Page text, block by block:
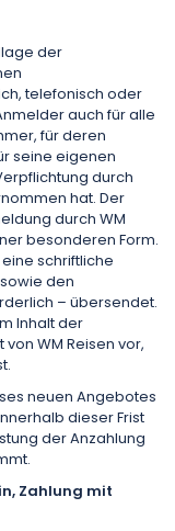
der
telefonisch oder
auch für alle
für deren
seine eigenen
durch
hat. Der
durch WM
besonderen Form.
schriftliche
den
– übersendet.
Inhalt der
WM Reisen vor,
neuen Angebotes
dieser Frist
der Anzahlung
Zahlung mit